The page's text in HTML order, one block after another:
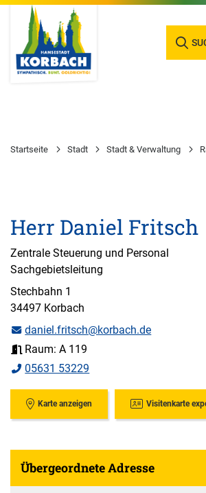
Startseite Stadt Stadt & Verwaltung
Herr Daniel Fritsch
Zentrale Steuerung und Personal
Sachgebietsleitung
Stechbahn 1
34497 Korbach
daniel.fritsch@korbach.de
Raum: A 119
05631 53229
Karte anzeigen Visitenkarte
Übergeordnete Adresse